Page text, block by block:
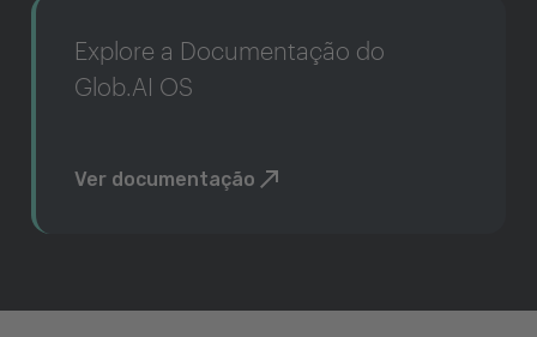
Explore a Documentação do
Glob.AI OS
Ver documentação